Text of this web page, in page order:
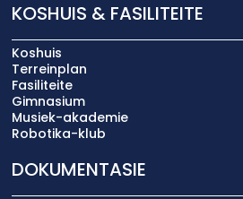
KOSHUIS & FASILITEITE
Koshuis
Terreinplan
Fasiliteite
Gimnasium
Musiek-akademie
Robotika-klub
DOKUMENTASIE